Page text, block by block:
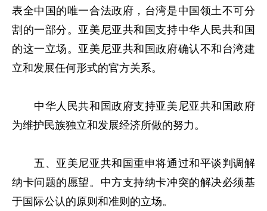
表全中国的唯一合法政府，台湾是中国领土不可分
割的一部分。亚美尼亚共和国支持中华人民共和国
的这一立场。亚美尼亚共和国政府确认不和台湾建
立和发展任何形式的官方关系。
中华人民共和国政府支持亚美尼亚共和国政府
为维护民族独立和发展经济所做的努力。
五、亚美尼亚共和国重申将通过和平谈判调解
纳卡问题的愿望。中方支持纳卡冲突的解决必须基
于国际公认的原则和准则的立场。